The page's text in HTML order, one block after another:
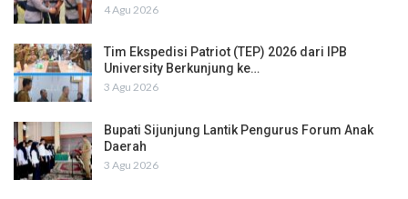
4 Agu 2026
Tim Ekspedisi Patriot (TEP) 2026 dari IPB
University Berkunjung ke…
3 Agu 2026
Bupati Sijunjung Lantik Pengurus Forum Anak
Daerah
3 Agu 2026